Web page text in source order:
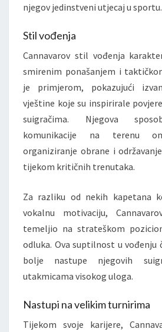
njegov jedinstveni utjecaj u sportu.
Stil vođenja
Cannavarov stil vođenja
smirenim ponašanjem i
je primjerom, pokazujući
vještine koje su inspirirale
suigračima. Njegova
komunikacije na terenu
organiziranje obrane i
tijekom kritičnih trenutaka.
Za razliku od nekih kapetana
vokalnu motivaciju,
temeljio na strateškom
odluka. Ova suptilnost u vođenju
bolje nastupe njegovih
utakmicama visokog uloga.
Nastupi na velikim turnirima
Tijekom svoje karijere,